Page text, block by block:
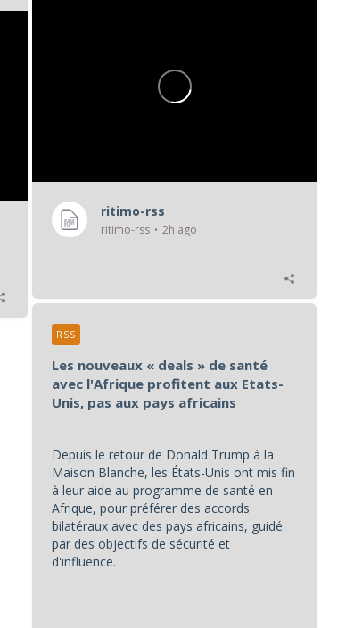
ritimo-rss
ritimo-rss 2h ago
Les nouveaux « deals » de santé
avec l'Afrique profitent aux Etats-
Unis, pas aux pays africains
Depuis le retour de Donald Trump à la
Maison Blanche, les États-Unis ont mis fin
à leur aide au programme de santé en
Afrique, pour préférer des accords
bilatéraux avec des pays africains, guidé
par des objectifs de sécurité et
d'influence.
RSS